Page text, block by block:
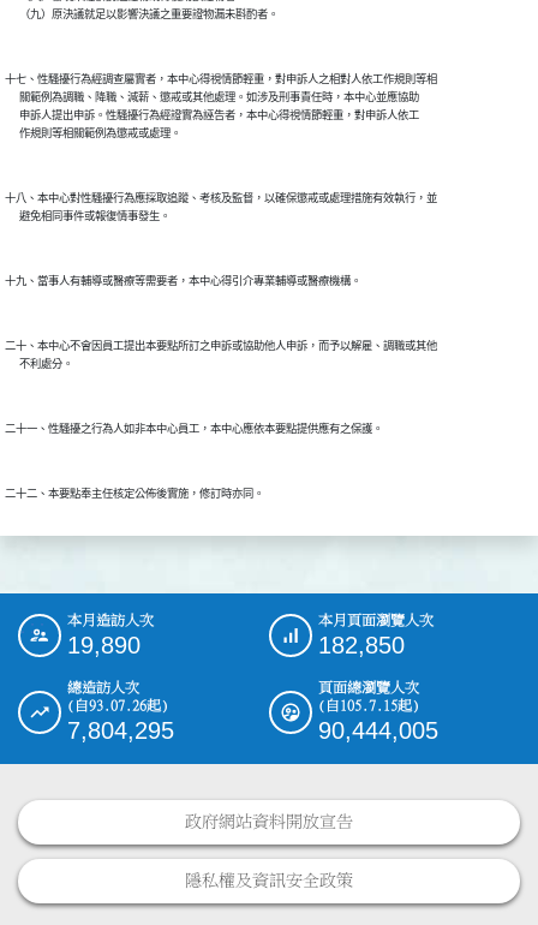
十七、性騷擾行為經調查屬實者，本中心得視情節輕重，對申訴人之相對人依工作規則等相
      關範例為調職、降職、減薪、懲戒或其他處理。如涉及刑事責任時，本中心並應協助
      申訴人提出申訴。性騷擾行為經證實為誣告者，本中心得視情節輕重，對申訴人依工
十八、本中心對性騷擾行為應採取追蹤、考核及監督，以確保懲戒或處理措施有效執行，並
二十、本中心不會因員工提出本要點所訂之申訴或協助他人申訴，而予以解雇、調職或其他
::: 本月造訪人次
19,890
本月頁面瀏覽人次
182,850
總造訪人次
(自93.07.26起)
7,804,295
頁面總瀏覽人次
(自105.7.15起)
90,444,005
政府網站資料開放宣告
隱私權及資訊安全政策